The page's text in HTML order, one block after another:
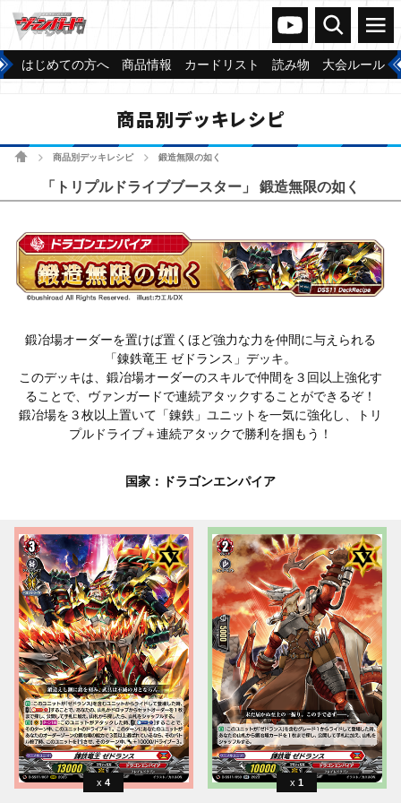
ヴァンガードch
検索 メニュー
はじめての方へ 商品情報 カードリスト 読み物 大会ルール
商品別デッキレシピ
ホーム商品別デッキレシピ 鍛造無限の如く
「トリプルドライブブースター」 鍛造無限の如く
鍛冶場オーダーを置けば置くほど強力な力を仲間に与えられる
「錬鉄竜王 ゼドランス」デッキ。
このデッキは、鍛冶場オーダーのスキルで仲間を３回以上強化す
ることで、ヴァンガードで連続アタックすることができるぞ！
鍛冶場を３枚以上置いて「錬鉄」ユニットを一気に強化し、トリ
プルドライブ＋連続アタックで勝利を掴もう！
国家：ドラゴンエンパイア
4 1